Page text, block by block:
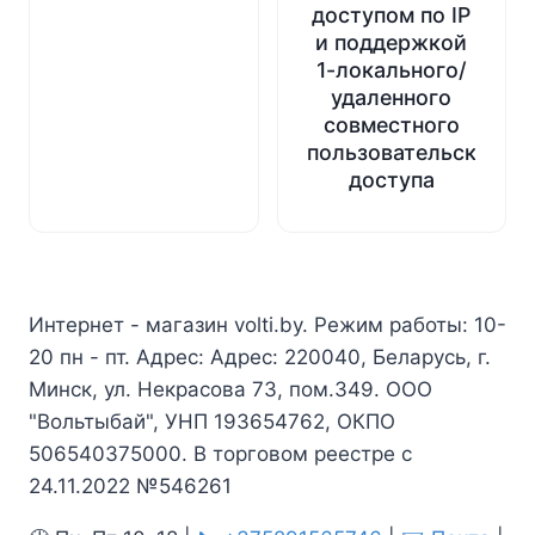
доступом по IP
и поддержкой
1-локального/
удаленного
совместного
пользовательского
доступа
Интернет - магазин volti.by. Режим работы: 10-
20 пн - пт. Адрес: Адрес: 220040, Беларусь, г.
Минск, ул. Некрасова 73, пом.349. ООО
"Вольтыбай", УНП 193654762, ОКПО
506540375000. В торговом реестре с
24.11.2022 №546261